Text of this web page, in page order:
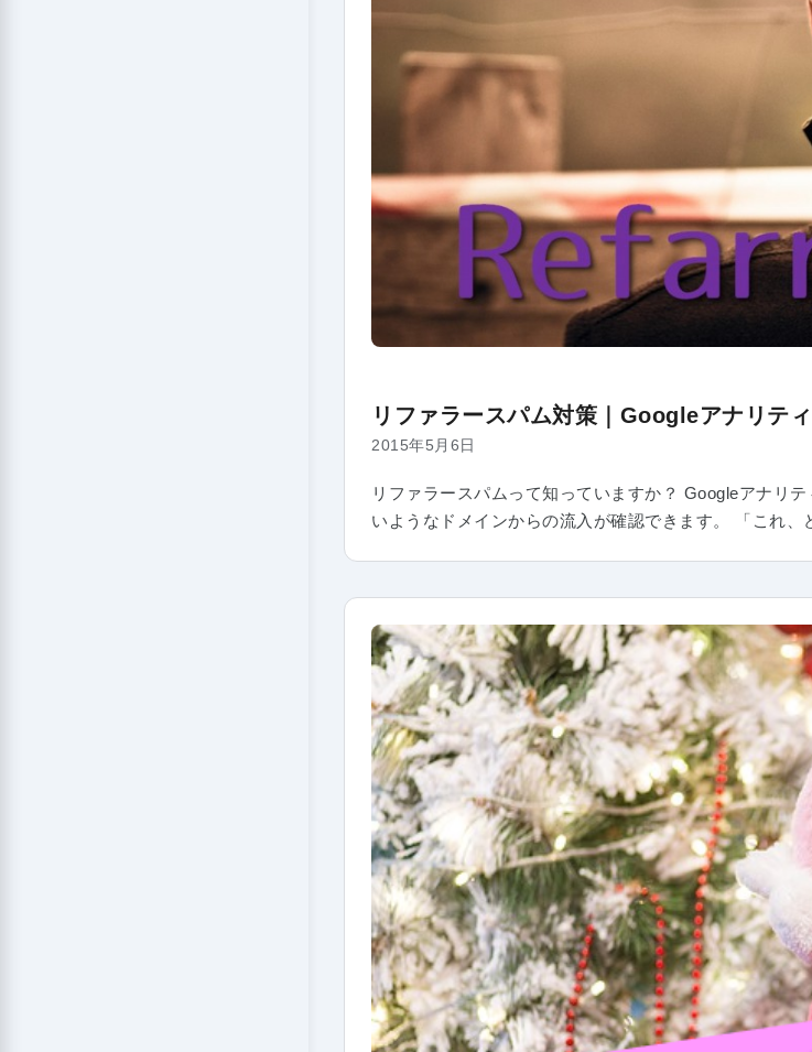
リファラースパム対策｜Googleアナリテ
2015年5月6日
リファラースパムって知っていますか？ Googleアナリ
いようなドメインからの流入が確認できます。 「これ